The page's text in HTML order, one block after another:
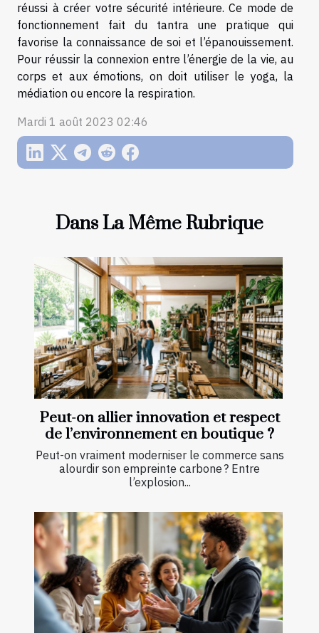
réussi à créer votre sécurité intérieure. Ce mode de
fonctionnement fait du tantra une pratique qui
favorise la connaissance de soi et l’épanouissement.
Pour réussir la connexion entre l’énergie de la vie, au
corps et aux émotions, on doit utiliser le yoga, la
médiation ou encore la respiration.
Mardi 1 août 2023 02:46
Dans La Même Rubrique
Peut-on allier innovation et respect
de l’environnement en boutique ?
Peut-on vraiment moderniser le commerce sans
alourdir son empreinte carbone ? Entre
l’explosion...